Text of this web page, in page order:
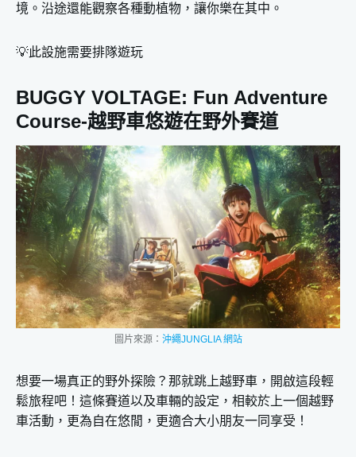
境。沿途還能觀察各種動植物，讓你樂在其中。
💡此設施需要排隊遊玩
BUGGY VOLTAGE: Fun Adventure
Course-越野車悠遊在野外賽道
圖片來源： 沖繩JUNGLIA 網站
想要一場真正的野外探險？那就跳上越野車，開啟這段輕
鬆旅程吧！這條賽道以及車輛的設定，相較於上一個越野
車活動，更為自在悠閒，更適合大小朋友一同享受！